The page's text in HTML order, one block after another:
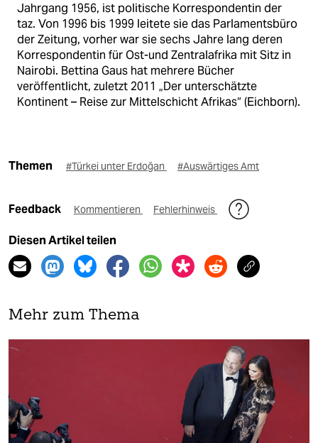
Jahrgang 1956, ist politische Korrespondentin der
taz. Von 1996 bis 1999 leitete sie das Parlamentsbüro
der Zeitung, vorher war sie sechs Jahre lang deren
Korrespondentin für Ost-und Zentralafrika mit Sitz in
Nairobi. Bettina Gaus hat mehrere Bücher
veröffentlicht, zuletzt 2011 „Der unterschätzte
Kontinent – Reise zur Mittelschicht Afrikas“ (Eichborn).
Themen #Türkei unter Erdoğan #Auswärtiges Amt
Feedback Kommentieren Fehlerhinweis
Diesen Artikel teilen
Mehr zum Thema